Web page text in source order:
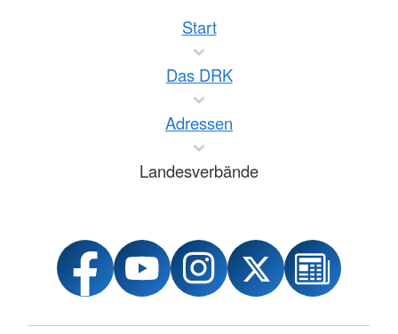
Start
Das DRK
Adressen
Landesverbände